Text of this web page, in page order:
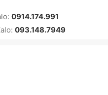
0914.174.991
093.148.7949